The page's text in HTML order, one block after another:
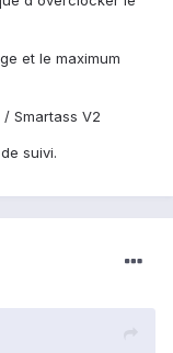
et le maximum
Smartass V2
suivi.